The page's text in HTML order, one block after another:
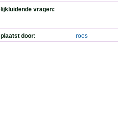
vragen:
door: roos